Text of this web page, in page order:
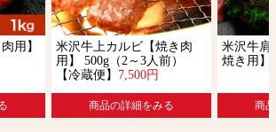
用】
米沢牛上カルビ【焼き肉
用】 500g（2～3人前）
【冷蔵便】 7,500円
商品の詳細をみる
米沢牛肩
焼き用】
商